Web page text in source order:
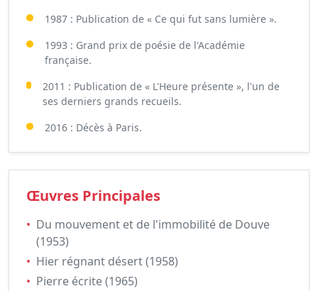
1987 : Publication de « Ce qui fut sans lumière ».
1993 : Grand prix de poésie de l'Académie
française.
2011 : Publication de « L'Heure présente », l'un de
ses derniers grands recueils.
2016 : Décès à Paris.
Œuvres Principales
• Du mouvement et de l'immobilité de Douve
(1953)
• Hier régnant désert (1958)
• Pierre écrite (1965)